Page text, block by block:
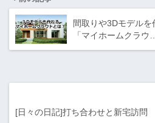
間取りや3Dモデルを
「マイホームクラウ
[日々の日記]打ち合わせと新宅訪問